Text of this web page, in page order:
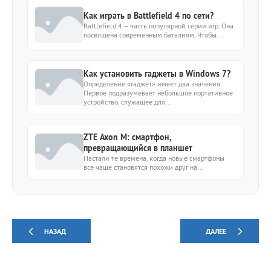
Как играть в Battlefield 4 по сети?
Battlefield 4 – часть популярной серии игр. Она
посвящена современным баталиям. Чтобы...
Как установить гаджеты в Windows 7?
Определение «гаджет» имеет два значения.
Первое подразумевает небольшое портативное
устройство, служащее для...
ZTE Axon M: смартфон,
превращающийся в планшет
Настали те времена, когда новые смартфоны
все чаще становятся похожи друг на...
НАЗАД ДАЛЕЕ